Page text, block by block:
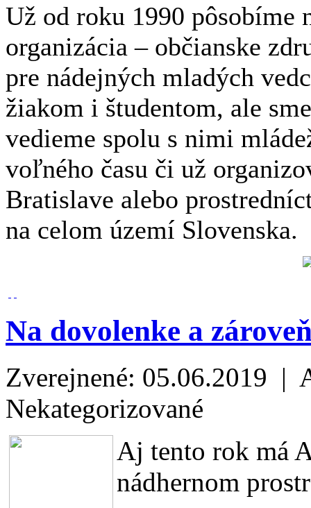
Už od roku 1990 pôsobíme
organizácia – občianske
pre nádejných mladých
žiakom i študentom, ale
vedieme spolu s nimi
voľného času či už
Bratislave alebo
na celom území Slovenska.
Na dovolenke a
Zverejnené: 05.06.2019 |
Nekategorizované
Aj tento rok má
nádhernom